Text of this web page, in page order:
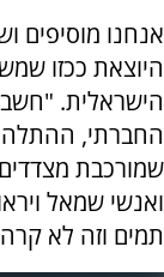
אנחנו מוסיפים
היוצאת ככזו
הישראלית.
החברתי,
שמורכבת
ואנשי שמאל
תמים וזה לא